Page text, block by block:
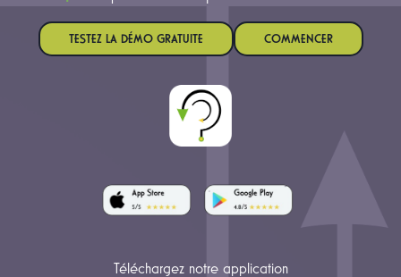
TESTEZ LA DÉMO GRATUITE COMMENCER
Téléchargez notre application